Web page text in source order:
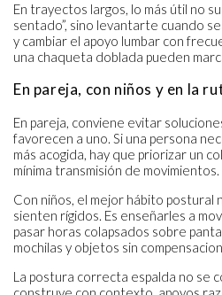
En trayectos largos, lo más útil no
sentado”, sino levantarte cuando
y cambiar el apoyo lumbar con
una chaqueta doblada pueden
En pareja, con niños y en la
En pareja, conviene evitar
favorecen a uno. Si una persona
más acogida, hay que priorizar un
mínima transmisión de movimientos.
Con niños, el mejor hábito postural
sienten rígidos. Es enseñarles a
pasar horas colapsados sobre
mochilas y objetos sin
La postura correcta espalda no se